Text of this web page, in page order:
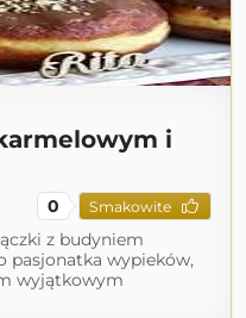
i
0 Smakowite
z budyniem
pasjonatka wypieków,
wyjątkowym